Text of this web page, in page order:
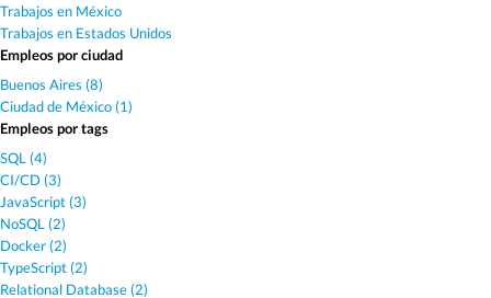
Trabajos en México
Trabajos en Estados Unidos
Empleos por ciudad
Buenos Aires (8)
Ciudad de México (1)
Empleos por tags
SQL (4)
CI/CD (3)
JavaScript (3)
NoSQL (2)
Docker (2)
TypeScript (2)
Relational Database (2)